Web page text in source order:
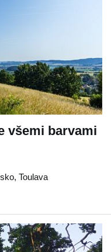
všemi barvami
, Toulava